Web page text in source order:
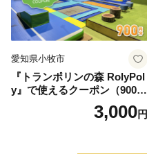
愛知県小牧市
『トランポリンの森 RolyPol
y』で使えるクーポン（900
3,000円